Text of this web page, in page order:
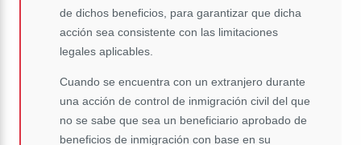
de dichos beneficios, para garantizar que dicha
acción sea consistente con las limitaciones
legales aplicables.
Cuando se encuentra con un extranjero durante
una acción de control de inmigración civil del que
no se sabe que sea un beneficiario aprobado de
beneficios de inmigración con base en su